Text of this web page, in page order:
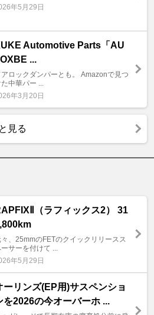
年5月29日
Automotive Parts「AU
...
アロックダンパーとも。 Amazonで見つ
中華パー ...
年3月20日
見る
（ラフィックス2） 31
々、25mmのFETのクイックリリースス
サーを付けて ...
年5月29日
ーリンズ(EP用)サスペンショ
を2026の今オーバーホ ...